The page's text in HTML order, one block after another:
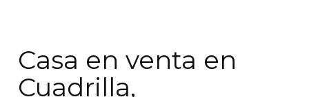
Casa en venta en
Cuadrilla,